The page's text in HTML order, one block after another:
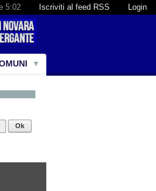
Login
Iscriviti al feed RSS
5:02
Ok